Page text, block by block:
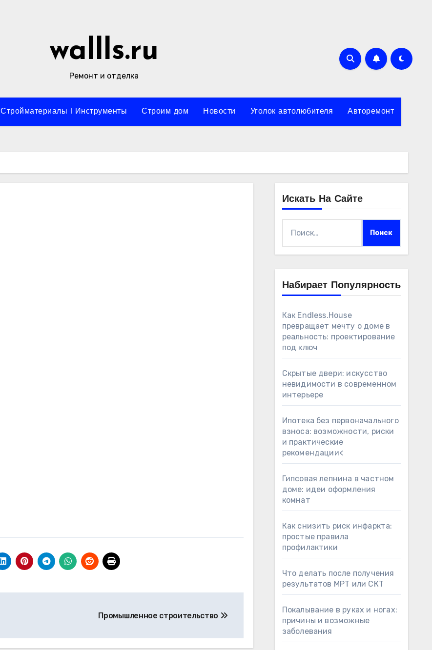
wallls.ru
Ремонт и отделка
Стройматериалы l Инструменты Строим дом Новости Уголок автолюбителя Авторемонт
Промышленное строительство
Искать На Сайте
Набирает Популярность
Как Endless.House
превращает мечту о доме в
реальность: проектирование
под ключ
Скрытые двери: искусство
невидимости в современном
интерьере
Ипотека без первоначального
взноса: возможности, риски
и практические
рекомендации<
Гипсовая лепнина в частном
доме: идеи оформления
комнат
Как снизить риск инфаркта:
простые правила
профилактики
Что делать после получения
результатов МРТ или СКТ
Покалывание в руках и ногах:
причины и возможные
заболевания